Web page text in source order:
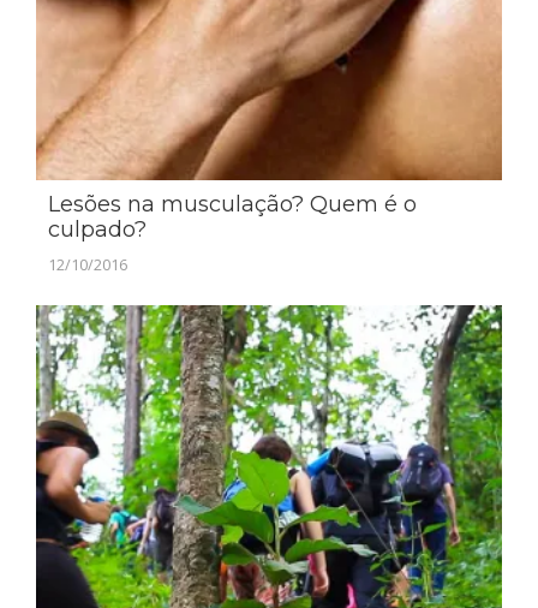
Lesões na musculação? Quem é o
culpado?
12/10/2016